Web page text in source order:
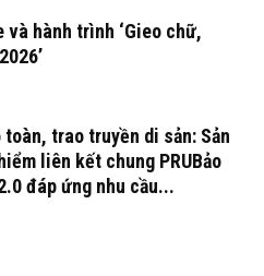
và hành trình ‘Gieo chữ,
toàn, trao truyền di sản: Sản
liên kết chung PRUBảo
đáp ứng nhu cầu...